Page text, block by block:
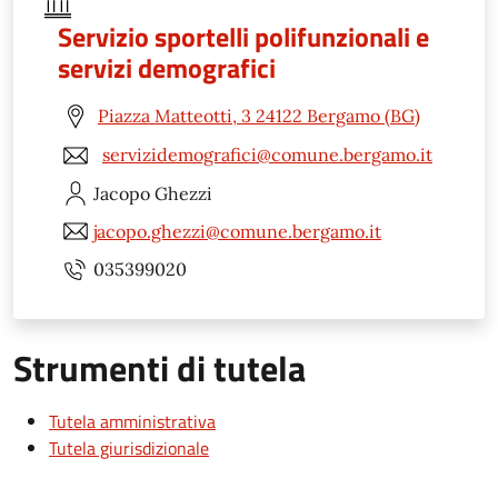
Servizio sportelli polifunzionali e
servizi demografici
Piazza Matteotti, 3 24122 Bergamo (BG)
servizidemografici@comune.bergamo.it
Jacopo Ghezzi
jacopo.ghezzi@comune.bergamo.it
035399020
Strumenti di tutela
Tutela amministrativa
Tutela giurisdizionale